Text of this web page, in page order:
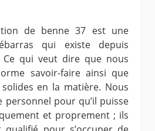
de benne 37 est une
qui existe depuis
Ce qui veut dire que nous
savoir-faire ainsi que
en la matière. Nous
pour qu’il puisse
et proprement ; ils